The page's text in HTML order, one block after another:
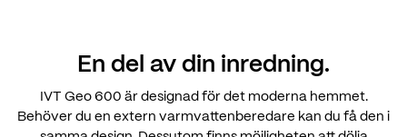
En del av din inredning.
IVT Geo 600 är designad för det moderna hemmet.
Behöver du en extern varmvattenberedare kan du få den i